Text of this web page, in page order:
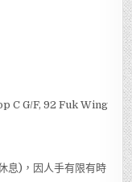
C G/F, 92 Fuk Wing
息)，因人手有限有時